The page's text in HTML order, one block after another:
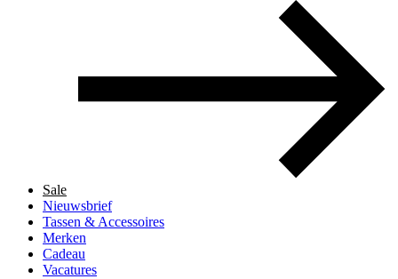
Sale
Nieuwsbrief
Tassen & Accessoires
Merken
Cadeau
Vacatures